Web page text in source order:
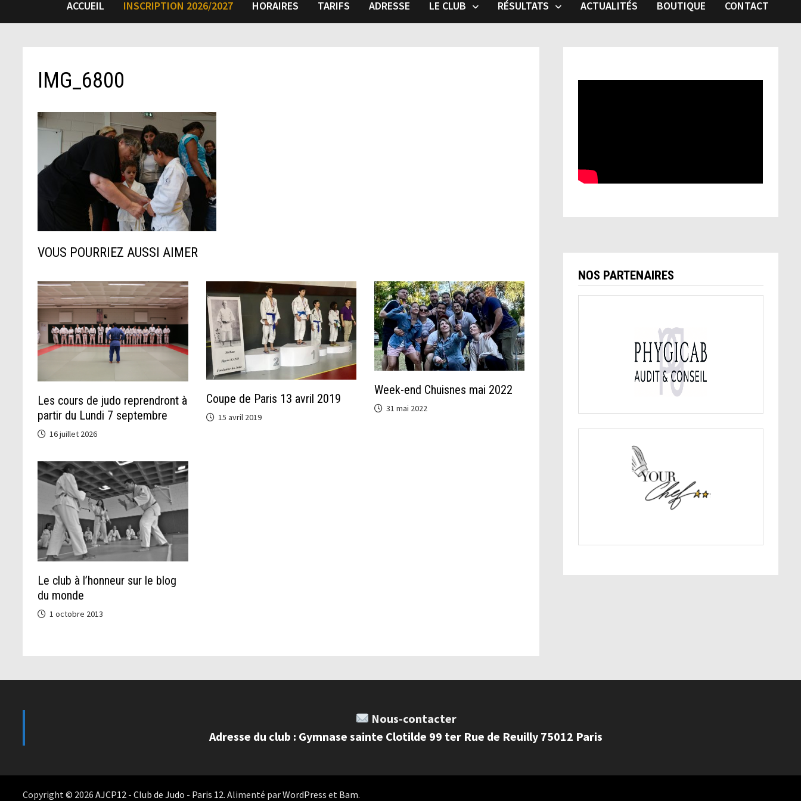
ACCUEIL INSCRIPTION 2026/2027 HORAIRES TARIFS ADRESSE LE CLUB RÉSULTATS ACTUALITÉS BOUTIQUE CONTACT
IMG_6800
VOUS POURRIEZ AUSSI AIMER
Les cours de judo reprendront à
partir du Lundi 7 septembre
16 juillet 2026
Coupe de Paris 13 avril 2019
15 avril 2019
Week-end Chuisnes mai 2022
31 mai 2022
Le club à l’honneur sur le blog
du monde
1 octobre 2013
NOS PARTENAIRES
Nous-contacter
Adresse du club : Gymnase sainte Clotilde 99 ter Rue de Reuilly 75012 Paris
Copyright © 2026AJCP12 - Club de Judo - Paris 12. Alimenté parWordPress et Bam.